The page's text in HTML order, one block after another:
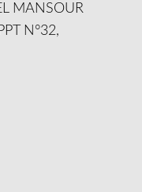
MANSOUR
N°32,